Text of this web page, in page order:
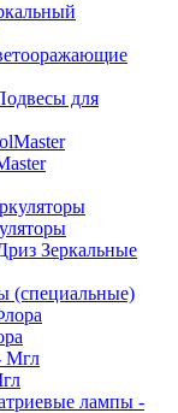
для
Зеркальные
(специальные)
лампы -